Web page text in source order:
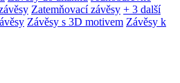
Zatemňovací závěsy + 3 další
Závěsy s 3D motivem Závěsy k